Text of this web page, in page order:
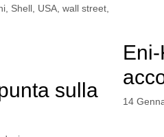
Shell USA wall street
14
sulla